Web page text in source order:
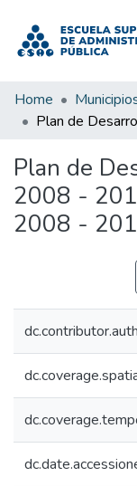
Home
Plan de
2008 -
2008 -